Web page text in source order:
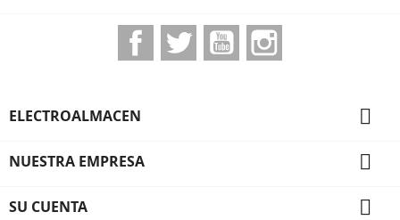
FacebookTwitter YouTube
ELECTROALMACEN 
NUESTRA EMPRESA 
SU CUENTA 